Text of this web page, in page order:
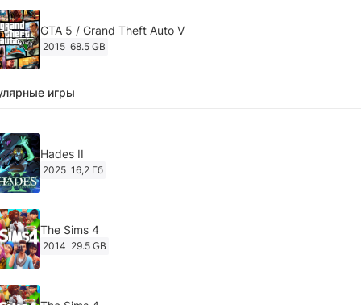
GTA 5 / Grand Theft Auto V
2015 68.5 GB
Ghost of Tsushima: Director's Cut v.1053.8.1023.1614
Ghost of Tsushima: Director's Cut v.1053.9.0623.1807
игры
Hades II
2025 16,2 Гб
The Sims 4
2014 29.5 GB